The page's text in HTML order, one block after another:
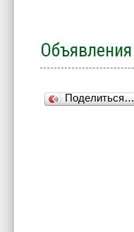
Объявления
Поделиться…